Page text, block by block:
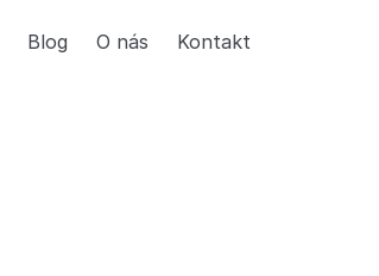
Blog O nás Kontakt